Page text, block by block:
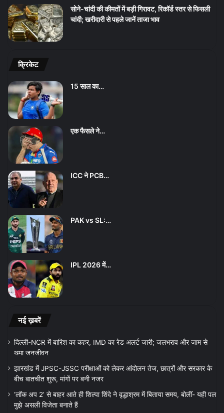
सोने-चांदी की कीमतों में बड़ी गिरावट, रिकॉर्ड स्तर से फिसली
चांदी; खरीदारी से पहले जानें ताजा भाव
क्रिकेट
15 साल का…
एक फैसले ने…
ICC ने PCB…
PAK vs SL:…
IPL 2026 में…
नई ख़बरें
दिल्ली-NCR में बारिश का कहर, IMD का रेड अलर्ट जारी; जलभराव और जाम से
थमा जनजीवन
झारखंड में JPSC-JSSC परीक्षाओं को लेकर आंदोलन तेज, छात्रों और सरकार के
बीच बातचीत शुरू, मांगों पर बनी नजर
‘लॉक अप 2’ से बाहर आते ही शिल्पा शिंदे ने वृद्धाश्रम में बिताया समय, बोलीं- यही पल
मुझे असली विजेता बनाते हैं